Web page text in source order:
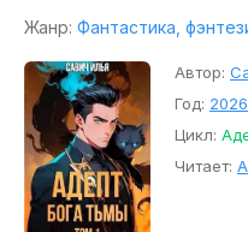
Жанр: Фантастика,
Автор:
Год: 2026
Цикл:
Читает: